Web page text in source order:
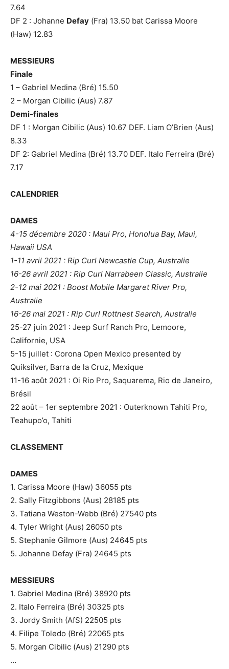
7.64
DF 2 : Johanne Defay (Fra) 13.50 bat Carissa Moore
(Haw) 12.83
MESSIEURS
Finale
1 – Gabriel Medina (Bré) 15.50
2 – Morgan Cibilic (Aus) 7.87
Demi-finales
DF 1 : Morgan Cibilic (Aus) 10.67 DEF. Liam O’Brien (Aus)
8.33
DF 2: Gabriel Medina (Bré) 13.70 DEF. Italo Ferreira (Bré)
7.17
CALENDRIER
DAMES
4-15 décembre 2020 : Maui Pro, Honolua Bay, Maui,
Hawaii USA
1-11 avril 2021 : Rip Curl Newcastle Cup, Australie
16-26 avril 2021 : Rip Curl Narrabeen Classic, Australie
2-12 mai 2021 : Boost Mobile Margaret River Pro,
Australie
16-26 mai 2021 : Rip Curl Rottnest Search, Australie
25-27 juin 2021 : Jeep Surf Ranch Pro, Lemoore,
Californie, USA
5-15 juillet : Corona Open Mexico presented by
Quiksilver, Barra de la Cruz, Mexique
11-16 août 2021 : Oi Rio Pro, Saquarema, Rio de Janeiro,
Brésil
22 août – 1er septembre 2021 : Outerknown Tahiti Pro,
Teahupo’o, Tahiti
CLASSEMENT
DAMES
1. Carissa Moore (Haw) 36055 pts
2. Sally Fitzgibbons (Aus) 28185 pts
3. Tatiana Weston-Webb (Bré) 27540 pts
4. Tyler Wright (Aus) 26050 pts
5. Stephanie Gilmore (Aus) 24645 pts
5. Johanne Defay (Fra) 24645 pts
MESSIEURS
1. Gabriel Medina (Bré) 38920 pts
2. Italo Ferreira (Bré) 30325 pts
3. Jordy Smith (AfS) 22505 pts
4. Filipe Toledo (Bré) 22065 pts
5. Morgan Cibilic (Aus) 21290 pts
…